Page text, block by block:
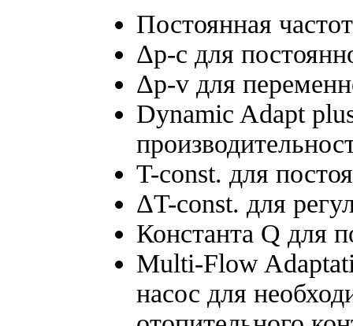
Постоянная
Δp-c для
Δp-v для
Dynamic Adapt
T-const. для
ΔT-const. для
Константа Q для
Multi-Flow
насос для